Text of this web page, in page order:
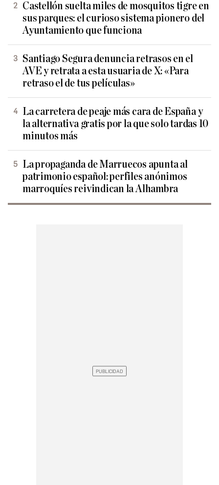
Castellón suelta miles de mosquitos tigre en
sus parques: el curioso sistema pionero del
Ayuntamiento que funciona
Santiago Segura denuncia retrasos en el
AVE y retrata a esta usuaria de X: «Para
retraso el de tus películas»
La carretera de peaje más cara de España y
la alternativa gratis por la que solo tardas 10
minutos más
La propaganda de Marruecos apunta al
patrimonio español: perfiles anónimos
marroquíes reivindican la Alhambra